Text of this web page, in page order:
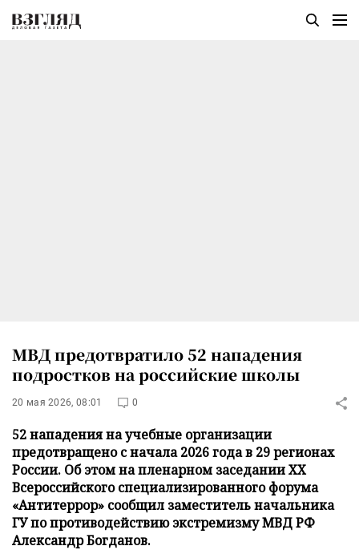
МВД предотвратило 52 нападения
подростков на российские школы
20 мая 2026, 08:01 0
52 нападения на учебные организации
предотвращено с начала 2026 года в 29 регионах
России. Об этом на пленарном заседании XX
Всероссийского специализированного форума
«Антитеррор» сообщил заместитель начальника
ГУ по противодействию экстремизму МВД РФ
Александр Богданов.